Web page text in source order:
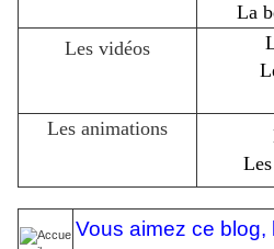
La
Les vidéos
Les animations
Vous aimez ce